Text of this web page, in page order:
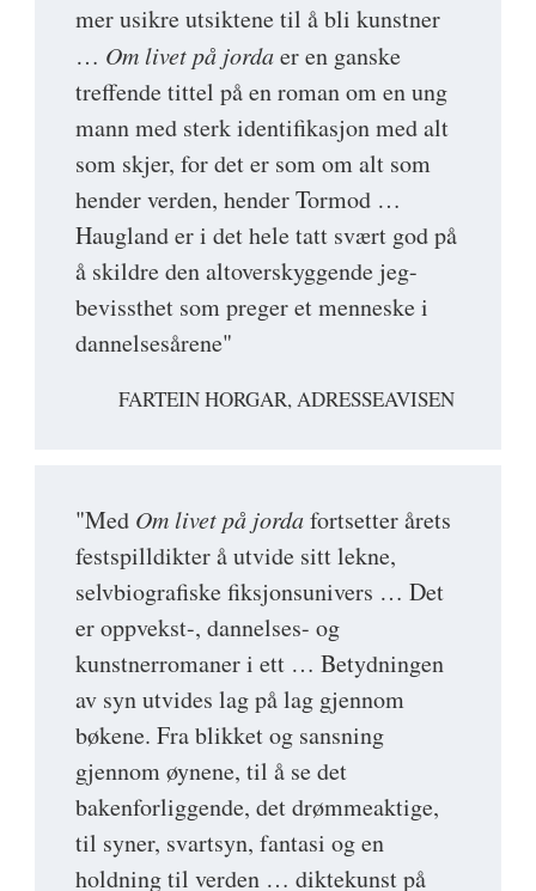
mer usikre utsiktene til å bli kunstner
… Om livet på jordaer en ganske
treffende tittel på en roman om en ung
mann med sterk identifikasjon med alt
som skjer, for det er som om alt som
hender verden, hender Tormod …
Haugland er i det hele tatt svært god på
å skildre den altoverskyggende jeg-
bevissthet som preger et menneske i
dannelsesårene"
FARTEIN HORGAR, ADRESSEAVISEN
"Med Om livet på jordafortsetter årets
festspilldikter å utvide sitt lekne,
selvbiografiske fiksjonsunivers … Det
er oppvekst-, dannelses- og
kunstnerromaner i ett … Betydningen
av syn utvides lag på lag gjennom
bøkene. Fra blikket og sansning
gjennom øynene, til å se det
bakenforliggende, det drømmeaktige,
til syner, svartsyn, fantasi og en
holdning til verden … diktekunst på